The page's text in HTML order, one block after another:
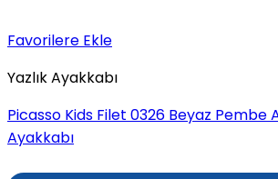
Favorilere Ekle
Yazlık Ayakkabı
Picasso Kids Filet 0326 Beyaz Pembe
Ayakkabı